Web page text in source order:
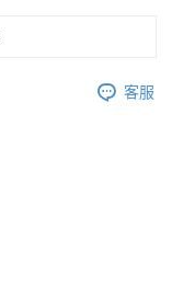
客服